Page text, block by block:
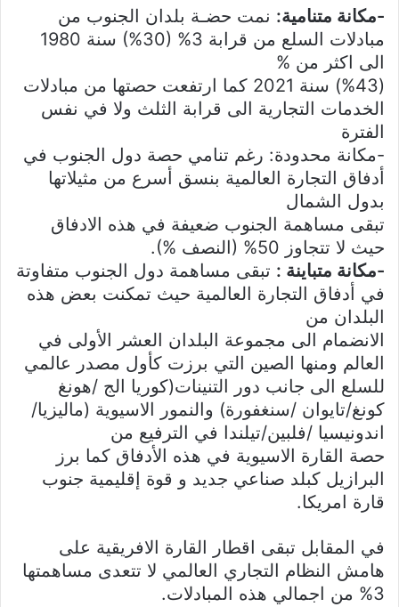
-مكانة متنامية: نمت حضـة بلدان الجنوب من
مبادلات السلع من قرابة 3% (30%) سنة 1980
الى اكثر من %
(%43) سنة 2021 كما ارتفعت حصتها من مبادلات
الخدمات التجارية الى قرابة الثلث ولا في نفس
الفترة
-مكانة محدودة: رغم تنامي حصة دول الجنوب في
أدفاق التجارة العالمية بنسق أسرع من مثيلاتها
بدول الشمال
تبقى مساهمة الجنوب ضعيفة في هذه الادفاق
حيث لا تتجاوز 50% (النصف %).
-مكانة متباينة : تبقى مساهمة دول الجنوب متفاوتة
في أدفاق التجارة العالمية حيث تمكنت بعض هذه
البلدان من
الانضمام الى مجموعة البلدان العشر الأولى في
العالم ومنها الصين التي برزت كأول مصدر عالمي
للسلع الى جانب دور التنينات(كوريا الج /هونغ
كونغ/تايوان /سنغفورة) والنمور الاسيوية (ماليزيا/
اندونيسيا /فلبين/تيلندا في الترفيع من
حصة القارة الاسيوية في هذه الأدفاق كما برز
البرازيل كبلد صناعي جديد و قوة إقليمية جنوب
قارة امريكا.
في المقابل تبقى اقطار القارة الافريقية على
هامش النظام التجاري العالمي لا تتعدى مساهمتها
3% من اجمالي هذه المبادلات.